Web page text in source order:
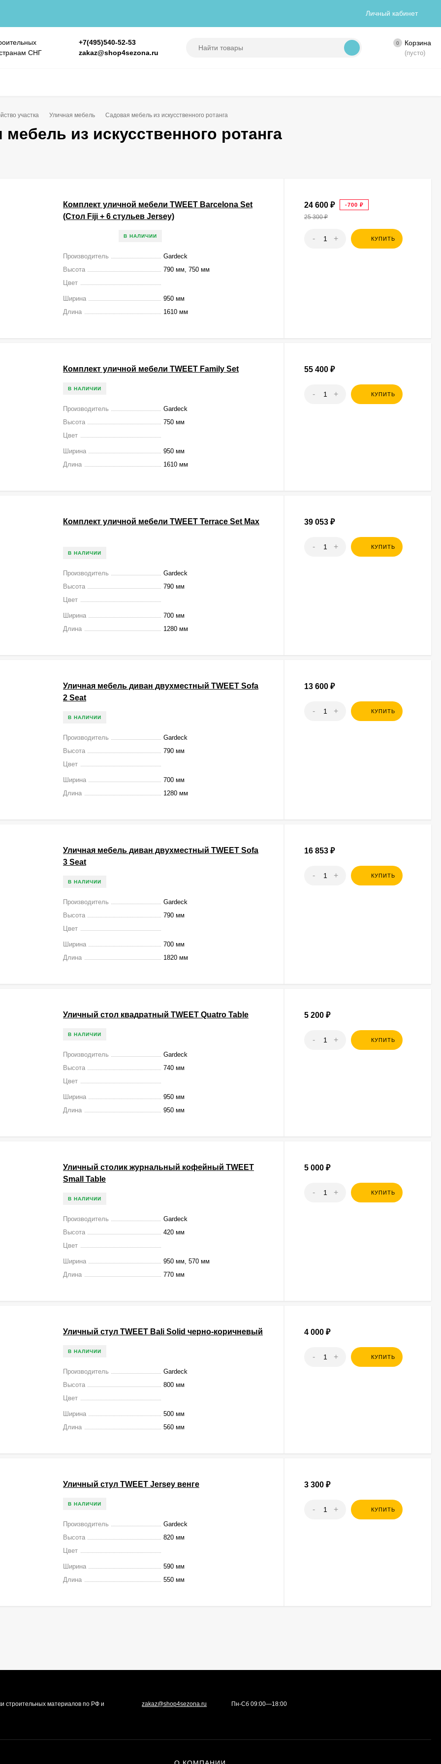
Личный кабинет
СНГ
+7(495)540-52-53
zakaz@shop4sezona.ru
0 Корзина
(пусто)
участка Уличная мебель Садовая мебель из искусственного ротанга
из искусственного ротанга
Комплект уличной мебели TWEET Barсelona Set
(Стол Fiji + 6 стульев Jersey)
В НАЛИЧИИ
Производитель
Gardeck
Высота
790 мм, 750 мм
Цвет
Ширина
950 мм
Длина
1610 мм
24 600 ₽ -700 ₽
25 300₽
- + КУПИТЬ
Комплект уличной мебели TWEET Family Set
В НАЛИЧИИ
Производитель
Gardeck
Высота
750 мм
Цвет
Ширина
950 мм
Длина
1610 мм
55 400 ₽
- + КУПИТЬ
Комплект уличной мебели TWEET Terrace Set Max
В НАЛИЧИИ
Производитель
Gardeck
Высота
790 мм
Цвет
Ширина
700 мм
Длина
1280 мм
39 053 ₽
- + КУПИТЬ
Уличная мебель диван двухместный TWEET Sofa
2 Seаt
В НАЛИЧИИ
Производитель
Gardeck
Высота
790 мм
Цвет
Ширина
700 мм
Длина
1280 мм
13 600 ₽
- + КУПИТЬ
Уличная мебель диван двухместный TWEET Sofa
3 Seаt
В НАЛИЧИИ
Производитель
Gardeck
Высота
790 мм
Цвет
Ширина
700 мм
Длина
1820 мм
16 853 ₽
- + КУПИТЬ
Уличный стол квадратный TWEET Quatro Table
В НАЛИЧИИ
Производитель
Gardeck
Высота
740 мм
Цвет
Ширина
950 мм
Длина
950 мм
5 200 ₽
- + КУПИТЬ
Уличный столик журнальный кофейный TWEET
Small Table
В НАЛИЧИИ
Производитель
Gardeck
Высота
420 мм
Цвет
Ширина
950 мм, 570 мм
Длина
770 мм
5 000 ₽
- + КУПИТЬ
Уличный стул TWEET Bali Solid черно-коричневый
В НАЛИЧИИ
Производитель
Gardeck
Высота
800 мм
Цвет
Ширина
500 мм
Длина
560 мм
4 000 ₽
- + КУПИТЬ
Уличный стул TWEET Jersey венге
В НАЛИЧИИ
Производитель
Gardeck
Высота
820 мм
Цвет
Ширина
590 мм
Длина
550 мм
3 300 ₽
- + КУПИТЬ
строительных материалов по РФ и
zakaz@shop4sezona.ru Пн-Сб 09:00—18:00